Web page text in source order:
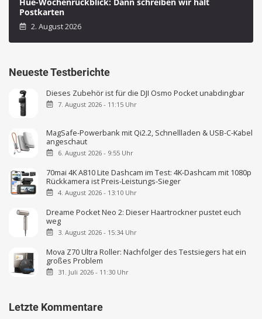
Hue-Wochenrückblick: Dann schreiben wir halt
Postkarten
2. August 2026
Neueste Testberichte
Dieses Zubehör ist für die DJI Osmo Pocket unabdingbar
7. August 2026 - 11:15 Uhr
MagSafe-Powerbank mit Qi2.2, Schnellladen & USB-C-Kabel
angeschaut
6. August 2026 - 9:55 Uhr
70mai 4K A810 Lite Dashcam im Test: 4K-Dashcam mit 1080p
Rückkamera ist Preis-Leistungs-Sieger
4. August 2026 - 13:10 Uhr
Dreame Pocket Neo 2: Dieser Haartrockner pustet euch
weg
3. August 2026 - 15:34 Uhr
Mova Z70 Ultra Roller: Nachfolger des Testsiegers hat ein
großes Problem
31. Juli 2026 - 11:30 Uhr
Letzte Kommentare